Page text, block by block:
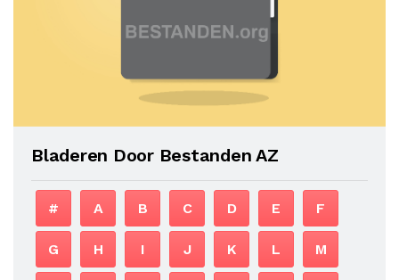
Bladeren Door Bestanden AZ
# A B C D E F
G H I J K L M